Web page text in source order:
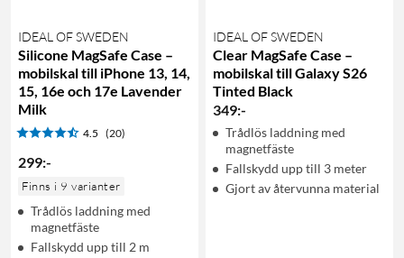
IDEAL OF SWEDEN
Silicone MagSafe Case –
mobilskal till iPhone 13, 14,
15, 16e och 17e Lavender
Milk
4.5 (20)
299:-
Finns i 9 varianter
Trådlös laddning med
magnetfäste
Fallskydd upp till 2 m
IDEAL OF SWEDEN
Clear MagSafe Case –
mobilskal till Galaxy S26
Tinted Black
349:-
Trådlös laddning med
magnetfäste
Fallskydd upp till 3 meter
Gjort av återvunna material